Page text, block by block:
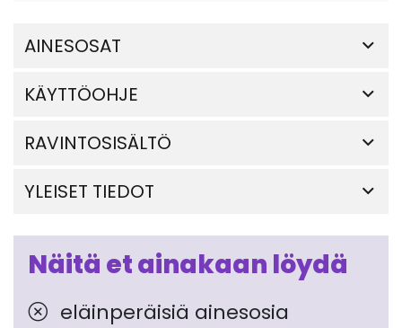
AINESOSAT
KÄYTTÖOHJE
RAVINTOSISÄLTÖ
YLEISET TIEDOT
Näitä et ainakaan löydä
eläinperäisiä ainesosia